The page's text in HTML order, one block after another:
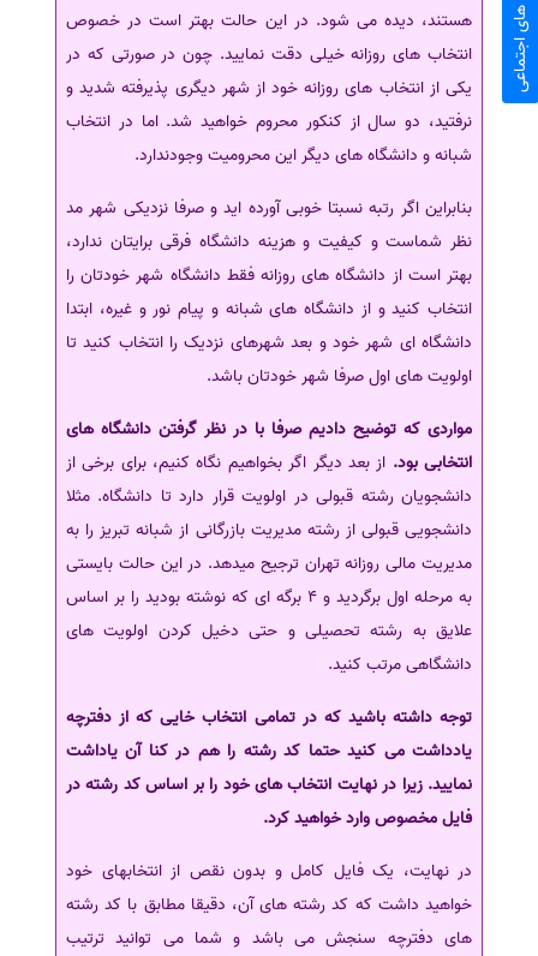
هستند، دیده می شود. در این حالت بهتر است در خصوص
انتخاب های روزانه خیلی دقت نمایید. چون در صورتی که در
یکی از انتخاب های روزانه خود از شهر دیگری پذیرفته شدید و
نرفتید، دو سال از کنکور محروم خواهید شد. اما در انتخاب
شبانه و دانشگاه های دیگر این محرومیت وجودندارد.
بنابراین اگر رتبه نسبتا خوبی آورده اید و صرفا نزدیکی شهر مد
نظر شماست و کیفیت و هزینه دانشگاه فرقی برایتان ندارد،
بهتر است از دانشگاه های روزانه فقط دانشگاه شهر خودتان را
انتخاب کنید و از دانشگاه های شبانه و پیام نور و غیره، ابتدا
دانشگاه ای شهر خود و بعد شهرهای نزدیک را انتخاب کنید تا
اولویت های اول صرفا شهر خودتان باشد.
مواردی که توضیح دادیم صرفا با در نظر گرفتن دانشگاه های
انتخابی بود. از بعد دیگر اگر بخواهیم نگاه کنیم، برای برخی از
دانشجویان رشته قبولی در اولویت قرار دارد تا دانشگاه. مثلا
دانشجویی قبولی از رشته مدیریت بازرگانی از شبانه تبریز را به
مدیریت مالی روزانه تهران ترجیح میدهد. در این حالت بایستی
به مرحله اول برگردید و 4 برگه ای که نوشته بودید را بر اساس
علایق به رشته تحصیلی و حتی دخیل کردن اولویت های
دانشگاهی مرتب کنید.
توجه داشته باشید که در تمامی انتخاب خایی که از دفترچه
یادداشت می کنید حتما کد رشته را هم در کنا آن یاداشت
نمایید. زیرا در نهایت انتخاب های خود را بر اساس کد رشته در
فایل مخصوص وارد خواهید کرد.
در نهایت، یک فایل کامل و بدون نقص از انتخابهای خود
خواهید داشت که کد رشته های آن، دقیقا مطابق با کد رشته
های دفترچه سنجش می باشد و شما می توانید ترتیب
شبکه های اجتماعی